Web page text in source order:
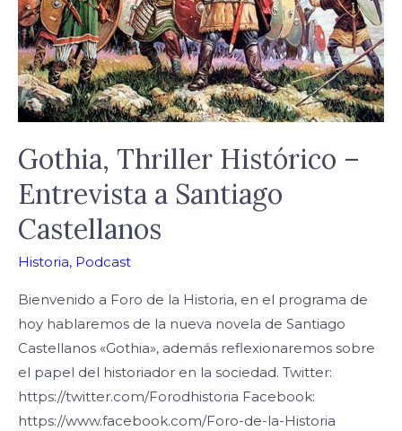
Gothia, Thriller Histórico –
Entrevista a Santiago
Castellanos
Historia, Podcast
Bienvenido a Foro de la Historia, en el programa de
hoy hablaremos de la nueva novela de Santiago
Castellanos «Gothia», además reflexionaremos sobre
el papel del historiador en la sociedad. Twitter:
https://twitter.com/Forodhistoria Facebook:
https://www.facebook.com/Foro-de-la-Historia
a
Santiago
Castellanos